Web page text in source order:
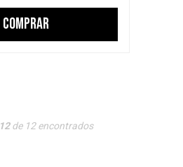
COMPRAR
12de 12encontrados